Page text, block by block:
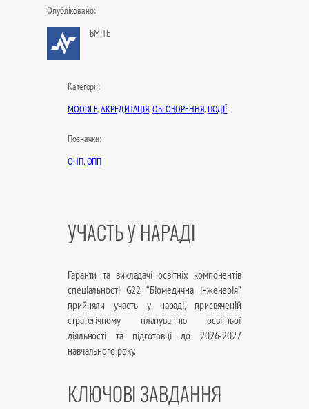
Опубліковано:
БМІТЕ
Категорії:
MOODLE, АКРЕДИТАЦІЯ, ОБГОВОРЕННЯ, ПОДІЇ
Позначки:
ОНП, ОПП
УЧАСТЬ У НАРАДІ
Гаранти та викладачі освітніх компонентів
спеціальності G22 “Біомедична інженерія”
прийняли участь у нараді, присвяченій
стратегічному плануванню освітньої
діяльності та підготовці до 2026-2027
навчального року.
КЛЮЧОВІ ЗАВДАННЯ